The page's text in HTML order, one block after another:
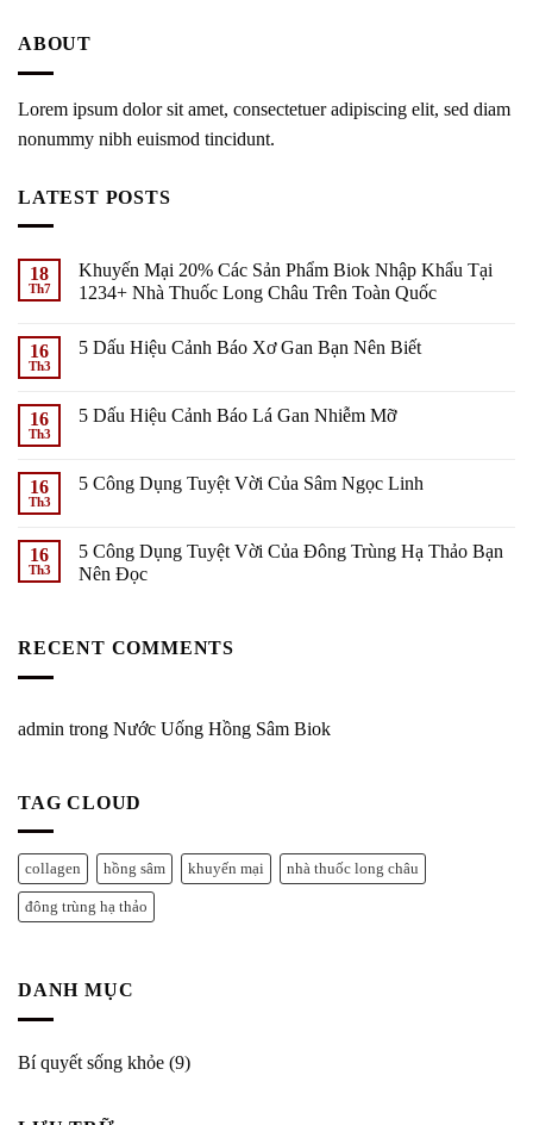
ABOUT
Lorem ipsum dolor sit amet, consectetuer adipiscing elit, sed diam
nonummy nibh euismod tincidunt.
LATEST POSTS
18
Th7
Khuyến Mại 20% Các Sản Phẩm Biok Nhập Khẩu Tại
1234+ Nhà Thuốc Long Châu Trên Toàn Quốc
16
Th3
5 Dấu Hiệu Cảnh Báo Xơ Gan Bạn Nên Biết
16
Th3
5 Dấu Hiệu Cảnh Báo Lá Gan Nhiễm Mỡ
16
Th3
5 Công Dụng Tuyệt Vời Của Sâm Ngọc Linh
16
Th3
5 Công Dụng Tuyệt Vời Của Đông Trùng Hạ Thảo Bạn
Nên Đọc
RECENT COMMENTS
admin trong Nước Uống Hồng Sâm Biok
TAG CLOUD
collagen hồng sâm khuyến mại nhà thuốc long châu
đông trùng hạ thảo
DANH MỤC
Bí quyết sống khỏe (9)